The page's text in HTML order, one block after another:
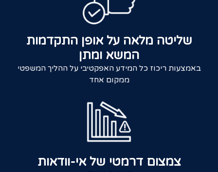
שליטה מלאה על אופן התקדמות
המשא ומתן
באמצעות ריכוז כל המידע האפקטיבי על ההליך המשפטי
ממקום אחד
צמצום דרמטי של אי-וודאות